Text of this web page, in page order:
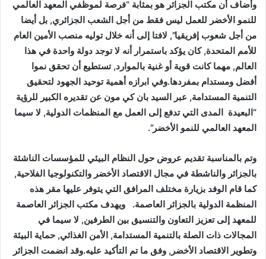
وأضاف أن مكتب الجزائر هو بمثابة “فرصة لموظفي المعهد العالمي
للنمو الأخضر للعمل ليس فقط من أجل الشعب الجزائري, بل أيضا
من أجل شعوب إفريقيا”, لافتا إلى أنه خلال توليه منصب الأمين العام
للأمم المتحدة, كان يؤكد باستمرار أنه لا توجد دولة واحدة في هذا
العالم, مهما كانت قوية أو غنية بالموارد, تستطيع أن تحقق نموا
أفضل ومستدام بمفردها.وفي ابرازه أهمية توحيد الجهود لتحقيق
التنمية المستدامة, عبر السيد بان كي مون عن تقديره الكبير للرؤية
“البعيدة المدى التي تدفع إلى العمل مع المنظمات الدولية, لا سيما
المعهد العالمي للنمو الأخضر”.
وتم بالمناسبة تقديم عروض حول النظام البيئي للمؤسسات الناشئة
بالجزائر والناشطة في مجال الاقتصاد الأخضر والتكنولوجيا الفلاحية,
كما قام الوفد بزيارة مختلف المرافق التي يتوفر عليها مقر هذه
المنظمة الدولية بالجزائر العاصمة. ويهدف مكتب الجزائر العاصمة
للمعهد إلى تعزيز التعاون والتنسيق بين الطرفين, لا سيما في
المجالات ذات الصلة بالتنمية المستدامة, الأمن الغذائي, حماية البيئة
وتطوير الاقتصاد الأخضر, وفق ما تم التأكيد عليه.وقد انضمت الجزائر